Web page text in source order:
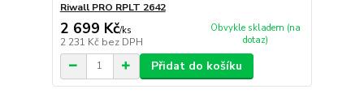
Riwall PRO RPLT 2642
2 699 Kč/ks
2 231 Kč bez DPH
Obvykle skladem (na
dotaz)
Přidat do košíku